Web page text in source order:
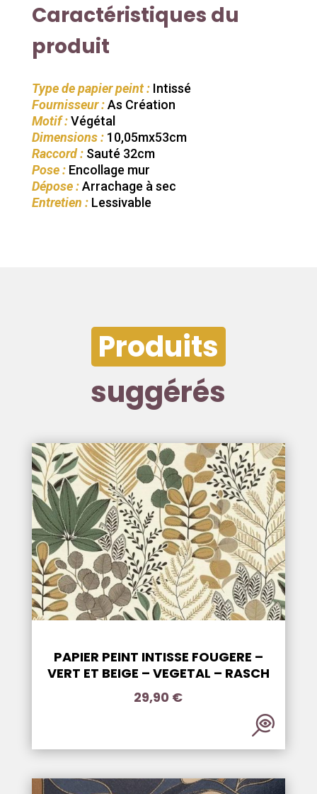
Caractéristiques du
produit
Type de papier peint :Intissé
Fournisseur :As Création
Motif :Végétal
Dimensions :10,05mx53cm
Raccord :Sauté 32cm
Pose :Encollage mur
Dépose :Arrachage à sec
Entretien :Lessivable
Produits
suggérés
PAPIER PEINT INTISSE FOUGERE –
VERT ET BEIGE – VEGETAL – RASCH
29,90 €